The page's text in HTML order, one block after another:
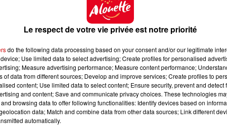
soirée ou en week-end hors du campus : c'est le cas
"Il s'agit donc souvent du cercle d'amis proches et
leur établissement comme égalitaire contre 27%
leur établissement comme sexiste
l'hypothèse que les étudiantes et étudiants (...)
Le respect de votre vie privée est notre priorité
do the following data processing based on your consent and/or our legitimate
Use limited data to select advertising; Create profiles for personalised
Measure advertising performance; Measure content performance;
of data from different sources; Develop and improve services; Create profiles to
content; Use limited data to select content; Ensure security, prevent and detect
and content; Save and communicate privacy choices. These technologies
browsing data to offer following functionalities: Identify devices based on
data; Match and combine data from other data sources; Link different
automatically.